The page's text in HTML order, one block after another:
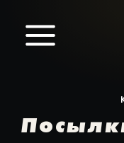
содержимому